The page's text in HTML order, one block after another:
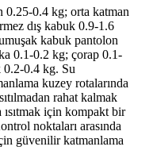
0.25-0.4 kg; orta katman
dış kabuk 0.9-1.6
kabuk pantolon
0.1-0.2 kg; çorap 0.1-
0.2-0.4 kg. Su
kuzey rotalarında
rahat kalmak
ısıtmak için kompakt bir
noktaları arasında
güvenilir katmanlama